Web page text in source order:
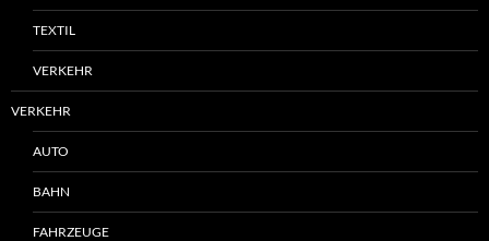
TEXTIL
VERKEHR
VERKEHR
AUTO
BAHN
FAHRZEUGE